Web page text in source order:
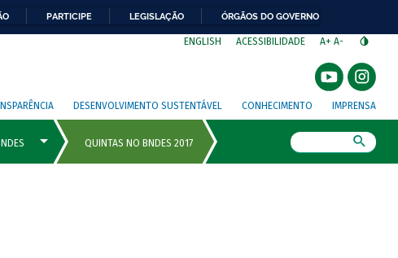
PARTICIPE LEGISLAÇÃO ÓRGÃOS DO GOVERNO
ENGLISH ACESSIBILIDADE A+ A-
DESENVOLVIMENTO SUSTENTÁVEL CONHECIMENTO IMPRENSA